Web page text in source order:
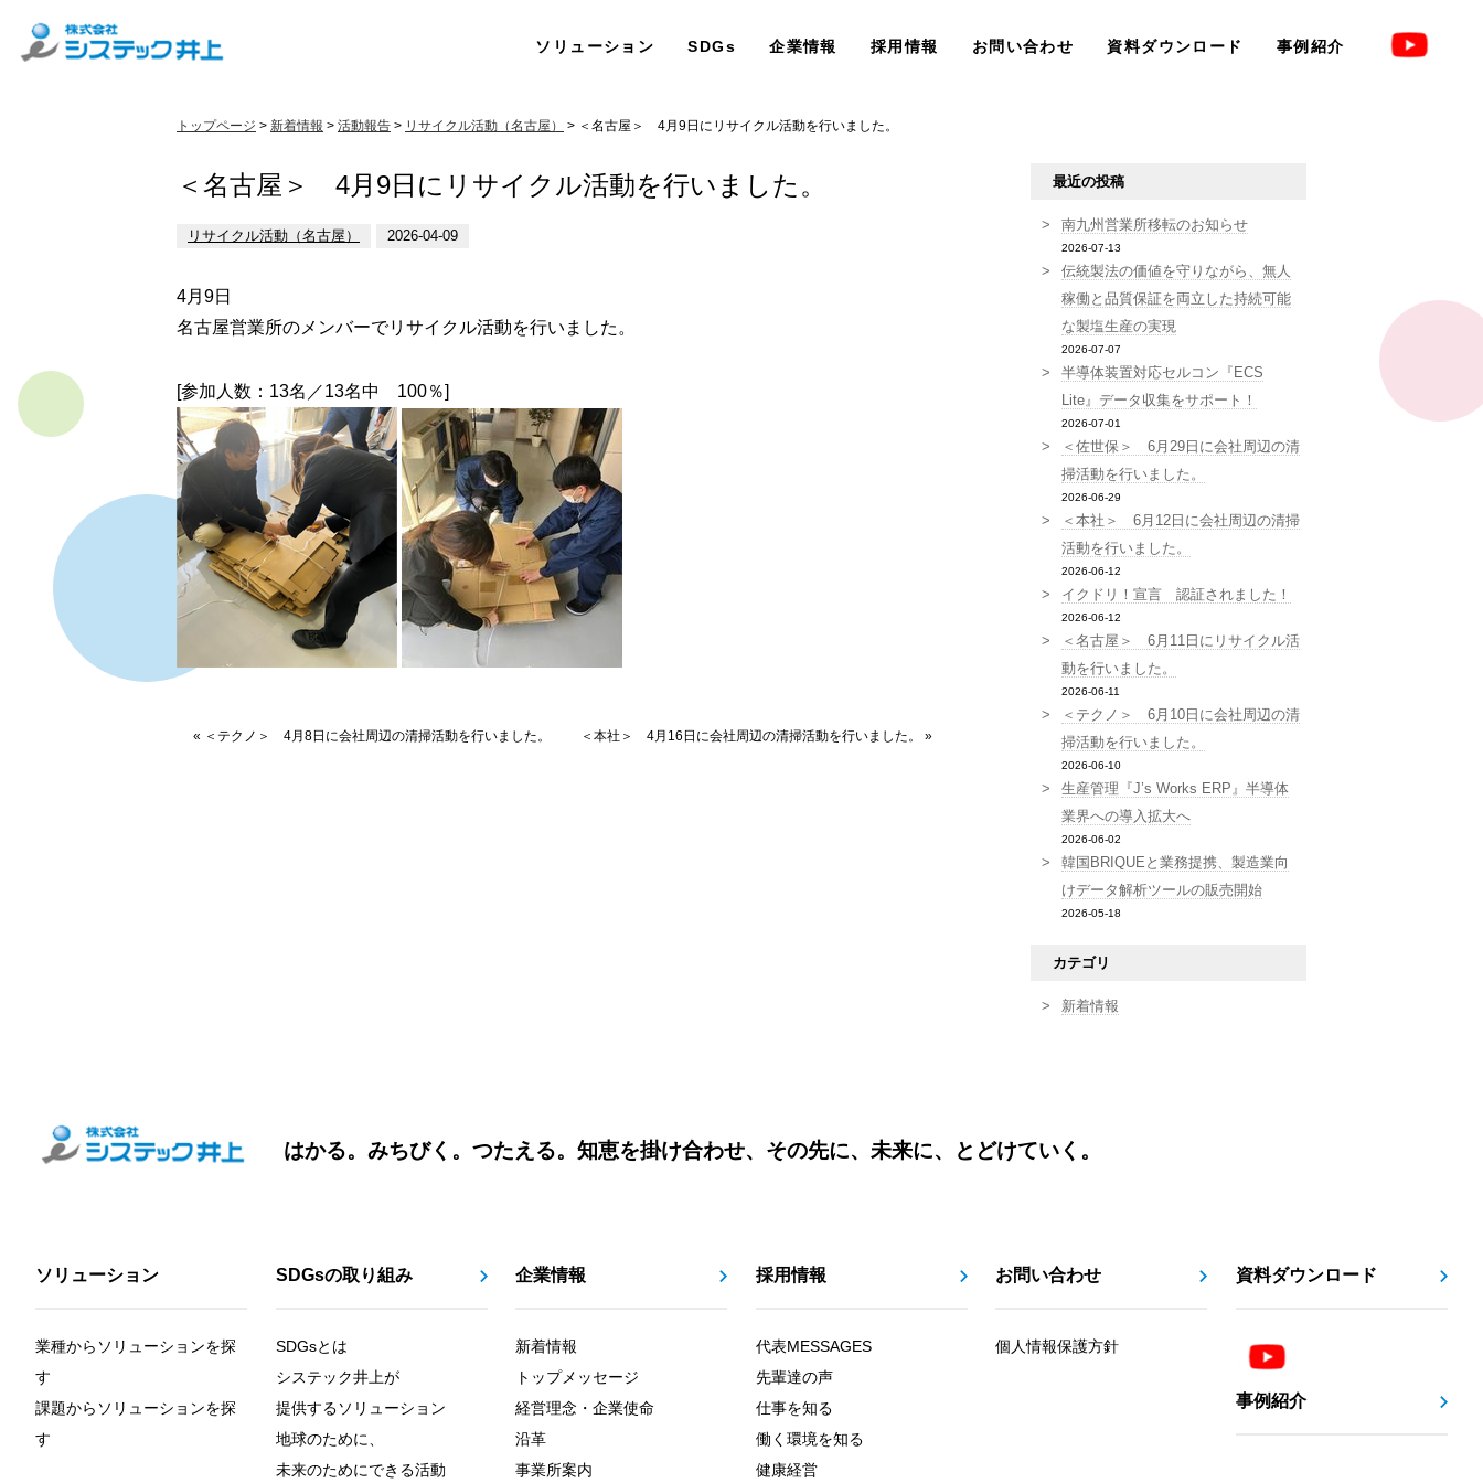
ソリューション SDGs 企業情報 採用情報 お問い合わせ 資料ダウンロード 事例紹介
トップページ > 新着情報 > 活動報告 > リサイクル活動（名古屋） > ＜名古屋＞ 4月9日にリサイクル活動を行いました。
＜名古屋＞ 4月9日にリサイクル活動を行いました。
リサイクル活動（名古屋） 2026-04-09
4月9日
名古屋営業所のメンバーでリサイクル活動を行いました。
[参加人数：13名／13名中 100％]
« ＜テクノ＞ 4月8日に会社周辺の清掃活動を行いました。 ＜本社＞ 4月16日に会社周辺の清掃活動を行いました。 »
最近の投稿
南九州営業所移転のお知らせ
2026-07-13
伝統製法の価値を守りながら、無人
稼働と品質保証を両立した持続可能
な製塩生産の実現
2026-07-07
半導体装置対応セルコン『ECS
Lite』データ収集をサポート！
2026-07-01
＜佐世保＞ 6月29日に会社周辺の清
掃活動を行いました。
2026-06-29
＜本社＞ 6月12日に会社周辺の清掃
活動を行いました。
2026-06-12
イクドリ！宣言 認証されました！
2026-06-12
＜名古屋＞ 6月11日にリサイクル活
動を行いました。
2026-06-11
＜テクノ＞ 6月10日に会社周辺の清
掃活動を行いました。
2026-06-10
生産管理『J’s Works ERP』半導体
業界への導入拡大へ
2026-06-02
韓国BRIQUEと業務提携、製造業向
けデータ解析ツールの販売開始
2026-05-18
カテゴリ
新着情報
はかる。みちびく。つたえる。知恵を掛け合わせ、その先に、未来に、とどけていく。
ソリューション
業種からソリューションを探
す
課題からソリューションを探
す
SDGsの取り組み
SDGsとは
システック井上が
提供するソリューション
地球のために、
未来のためにできる活動
企業情報
新着情報
トップメッセージ
経営理念・企業使命
沿革
事業所案内
採用情報
代表MESSAGES
先輩達の声
仕事を知る
働く環境を知る
健康経営
お問い合わせ
個人情報保護方針
資料ダウンロード
事例紹介